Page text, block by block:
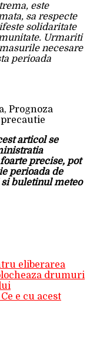
este
sa respecte
solidaritate
Urmariti
necesare
perioada
Prognoza
articol se
precise, pot
perioada de
buletinul meteo
eliberarea
drumuri
e cu acest